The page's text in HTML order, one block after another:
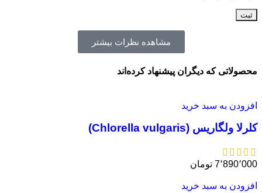
مشاهده نظرات بیشتر
محصولاتی که دیگران پیشنهاد کرده‌اند
افزودن به سبد خرید
کلرلا ولگاریس (Chlorella vulgaris)
7٬890٬000 تومان
افزودن به سبد خرید